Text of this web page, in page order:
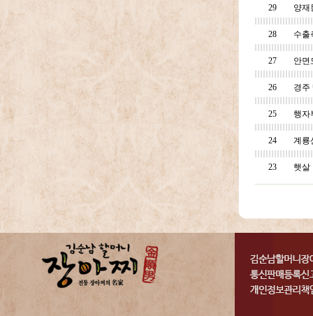
29 양재
28 수출
27 안면
26 경주
25 행자
24 계룡
23 햇살